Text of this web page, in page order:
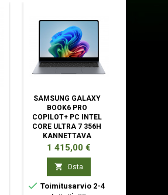
SAMSUNG GALAXY
BOOK6 PRO
COPILOT+ PC INTEL
CORE ULTRA 7 356H
KANNETTAVA
TIETOKONE 35,6 CM
(14")
KOSKETUSNÄYTTÖ
Hinta
1 415,00 €
 Osta
 Toimitusarvio 2-4